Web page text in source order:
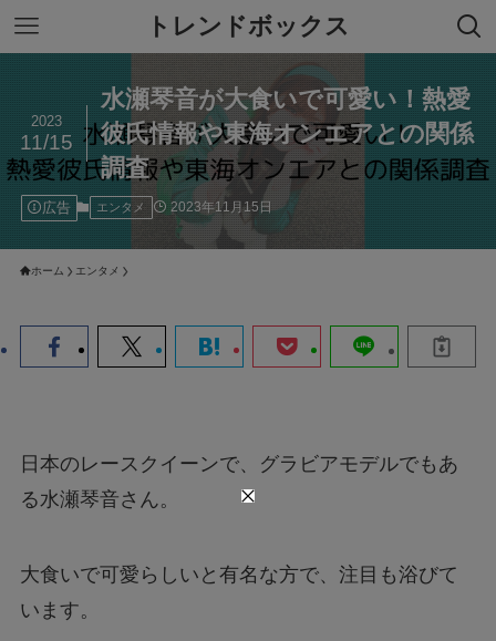
トレンドボックス
水瀬琴音が大食いで可愛い！熱愛
彼氏情報や東海オンエアとの関係
調査
2023
11/15
広告 エンタメ 2023年11月15日
ホーム エンタメ
日本のレースクイーンで、グラビアモデルでもあ
る水瀬琴音さん。
大食いで可愛らしいと有名な方で、注目も浴びて
います。